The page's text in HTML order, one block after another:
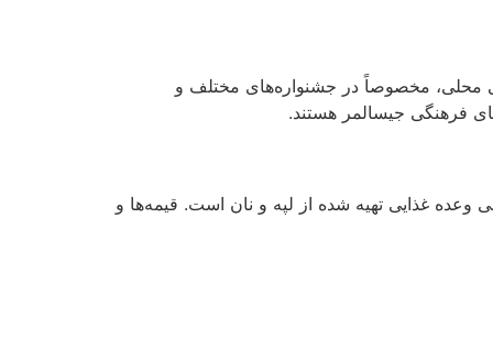
مخصوصاً در جشنواره‌های مختلف و
فرهنگی جیسالمر هستند.
غذایی تهیه شده از لپه و نان است. قیمه‌ها و